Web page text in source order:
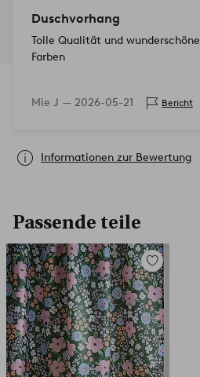
Duschvorhang
Tolle Qualität und wunderschöne
Farben
Mie J — 2026-05-21 Bericht
Informationen zur Bewertung
Passende teile
Zu
Favoriten
hinzufügen